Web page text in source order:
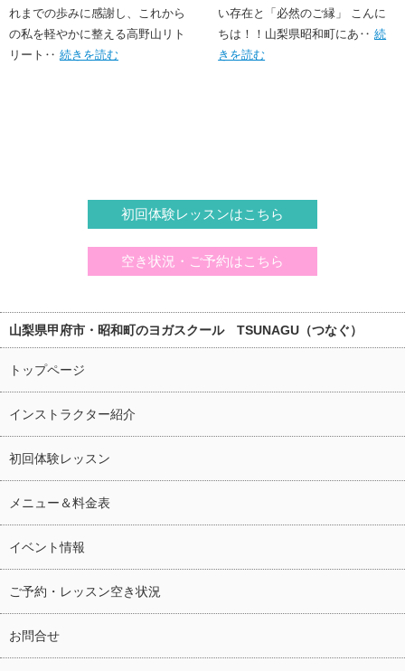
整える高野山リトリート
れまでの歩みに感謝し、これから
の私を軽やかに整える高野山リト
リート‥ 続きを読む
い存在と「必然のご縁」 こんに
ちは！！山梨県昭和町にあ‥続
きを読む
初回体験レッスンはこちら
空き状況・ご予約はこちら
山梨県甲府市・昭和町のヨガスクール TSUNAGU（つなぐ）
トップページ
インストラクター紹介
初回体験レッスン
メニュー＆料金表
イベント情報
ご予約・レッスン空き状況
お問合せ